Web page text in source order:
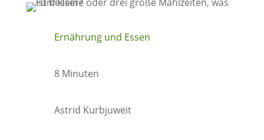
Ernährung und Essen
8 Minuten
Astrid Kurbjuweit